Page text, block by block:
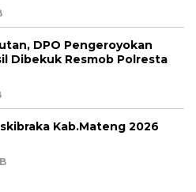
DPO Pengeroyokan
Dibekuk Resmob Polresta
Kab.Mateng 2026